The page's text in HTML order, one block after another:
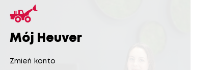
Mój Heuver
Zmień konto